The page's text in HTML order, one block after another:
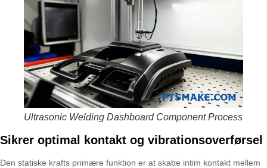
Ultrasonic Welding Dashboard Component Process
Sikrer optimal kontakt og vibrationsoverførsel
Den statiske krafts primære funktion er at skabe intim kontakt mellem